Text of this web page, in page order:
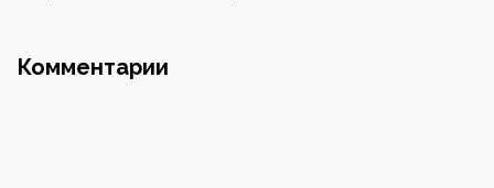
Комментарии
Почта